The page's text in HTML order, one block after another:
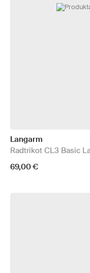
Langarm
Radtrikot CL3 Basic
69,00 €